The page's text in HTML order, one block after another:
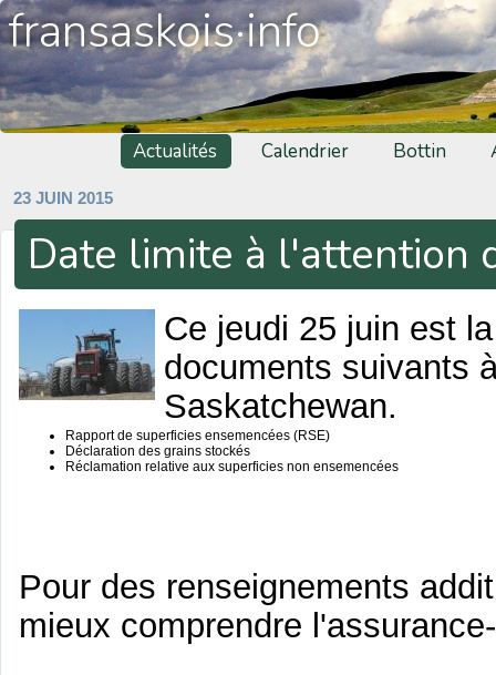
fransaskois·info
Actualités Calendrier Bottin
23 JUIN 2015
Date limite à l'attention
Ce jeudi 25 juin est
documents suivants
Saskatchewan.
Rapport de superficies ensemencées (RSE)
Déclaration des grains stockés
Réclamation relative aux superficies non ensemencées
Pour des renseignements
mieux comprendre